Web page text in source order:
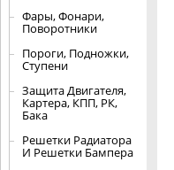
Фары, Фонари,
Поворотники
Пороги, Подножки,
Ступени
Защита Двигателя,
Картера, КПП, РК,
Бака
Решетки Радиатора
И Решетки Бампера